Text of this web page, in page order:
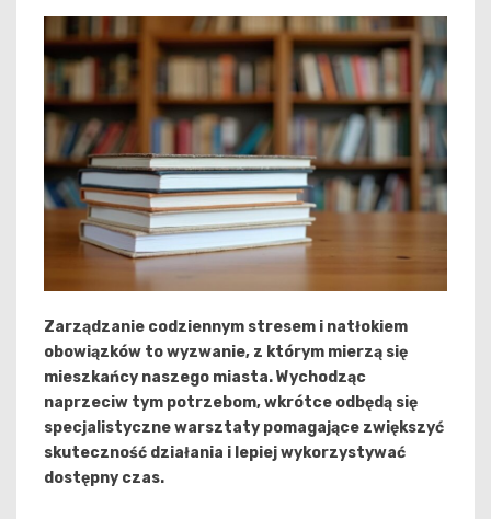
Zarządzanie codziennym stresem i natłokiem
obowiązków to wyzwanie, z którym mierzą się
mieszkańcy naszego miasta. Wychodząc
naprzeciw tym potrzebom, wkrótce odbędą się
specjalistyczne warsztaty pomagające zwiększyć
skuteczność działania i lepiej wykorzystywać
dostępny czas.